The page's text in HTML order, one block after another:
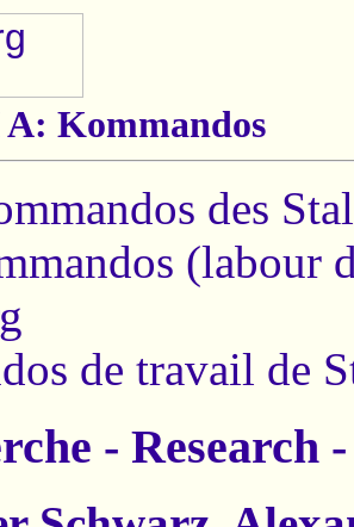
Kommandos
des
(labour
de travail de
- Research